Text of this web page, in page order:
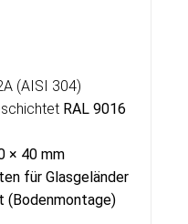
(AISI 304)
RAL 9016
× 40 mm
für Glasgeländer
(Bodenmontage)